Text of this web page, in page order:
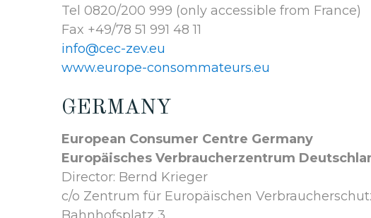
Tel 0820/200 999 (only accessible from France)
Fax +49/78 51 991 48 11
info@cec-zev.eu
www.europe-consommateurs.eu
GERMANY
European Consumer Centre Germany
Europäisches Verbraucherzentrum
Director: Bernd Krieger
c/o Zentrum für Europäischen
Bahnhofsplatz 3